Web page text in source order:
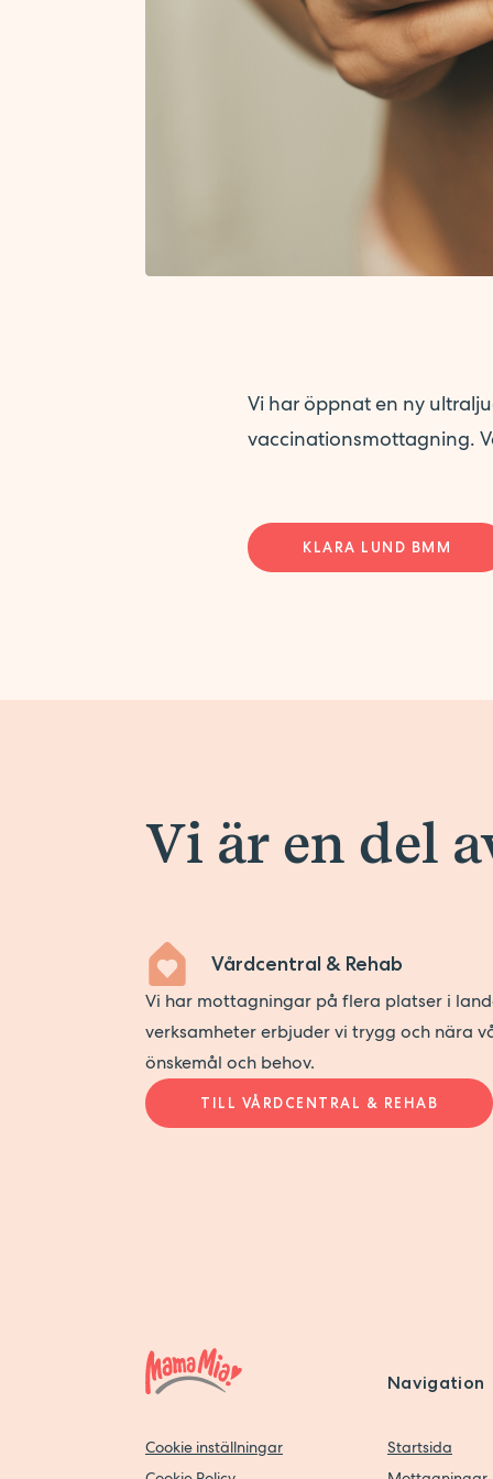
Vi har öppnat en ny
vaccinationsmottagning.
KLARA LUND BMM
Vi är en del
Vårdcentral & Rehab
Vi har mottagningar på flera platser i
verksamheter erbjuder vi trygg och nära
önskemål och behov.
TILL VÅRDCENTRAL & REHAB
Cookie inställningar
Navigation
Startsida